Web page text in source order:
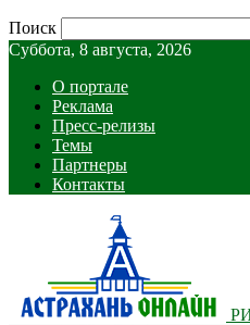
Поиск
Суббота, 8 августа, 2026
О портале
Реклама
Пресс-релизы
Темы
Партнеры
Контакты